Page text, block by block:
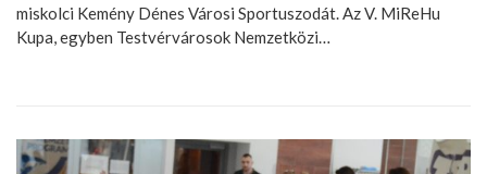
miskolci Kemény Dénes Városi Sportuszodát. Az V. MiReHu
Kupa, egyben Testvérvárosok Nemzetközi…